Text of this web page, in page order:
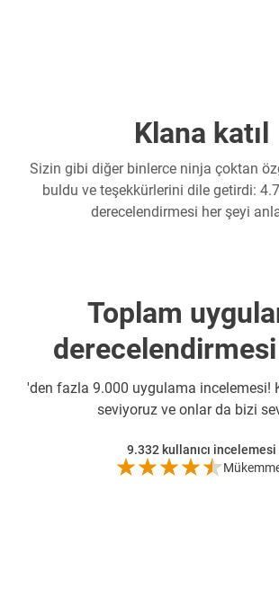
Klana katıl
Sizin gibi diğer binlerce ninja çoktan
buldu ve teşekkürlerini dile getirdi:
derecelendirmesi her şeyi
Toplam
'den fazla 9.000 uygulama incelemesi!
seviyoruz ve onlar da bizi
9.332kullanıcı incelemesi